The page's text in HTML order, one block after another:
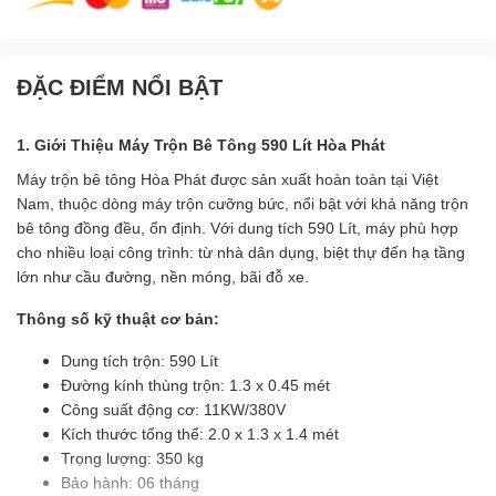
ĐẶC ĐIỂM NỔI BẬT
1. Giới Thiệu Máy Trộn Bê Tông 590 Lít Hòa Phát
Máy trộn bê tông Hòa Phát được sản xuất hoàn toàn tại Việt
Nam, thuộc dòng máy trộn cưỡng bức, nổi bật với khả năng trộn
bê tông đồng đều, ổn định. Với dung tích 590 Lít, máy phù hợp
cho nhiều loại công trình: từ nhà dân dụng, biệt thự đến hạ tầng
lớn như cầu đường, nền móng, bãi đỗ xe.
Thông số kỹ thuật cơ bản:
Dung tích trộn: 590 Lít
Đường kính thùng trộn: 1.3 x 0.45 mét
Công suất động cơ: 11KW/380V
Kích thước tổng thể: 2.0 x 1.3 x 1.4 mét
Trọng lượng: 350 kg
Bảo hành: 06 tháng